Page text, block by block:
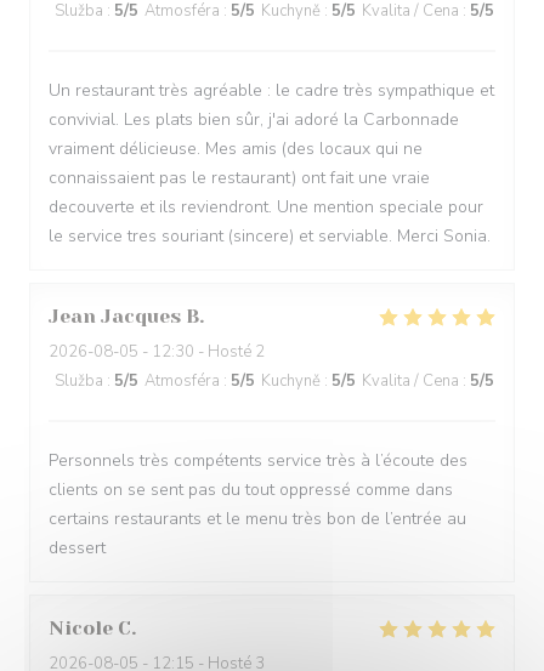
Služba : 5/5 Atmosféra : 5/5 Kuchyně : 5/5 Kvalita / Cena : 5/5
Un restaurant très agréable : le cadre très sympathique et
convivial. Les plats bien sûr, j'ai adoré la Carbonnade
vraiment délicieuse. Mes amis (des locaux qui ne
connaissaient pas le restaurant) ont fait une vraie
decouverte et ils reviendront. Une mention speciale pour
le service tres souriant (sincere) et serviable. Merci Sonia.
Jean Jacques B
2026-08-05 - 12:30 - Hosté 2
Služba : 5/5 Atmosféra : 5/5 Kuchyně : 5/5 Kvalita / Cena : 5/5
Personnels très compétents service très à l’écoute des
clients on se sent pas du tout oppressé comme dans
certains restaurants et le menu très bon de l’entrée au
dessert
Nicole C
2026-08-05 - 12:15 - Hosté 3